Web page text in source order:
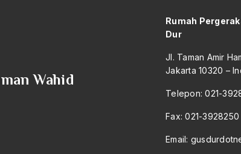
Wahid
Rumah
Dur
Jl. Taman Amir
Jakarta 10320 –
Telepon: 021-
Fax: 021-3928250
Email: